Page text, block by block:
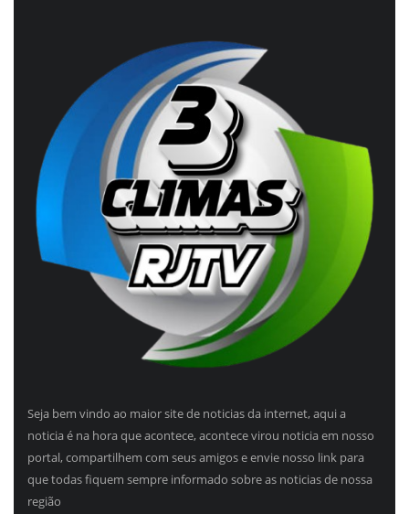
Seja bem vindo ao maior site de noticias da internet, aqui a
noticia é na hora que acontece, acontece virou noticia em nosso
portal, compartilhem com seus amigos e envie nosso link para
que todas fiquem sempre informado sobre as noticias de nossa
região